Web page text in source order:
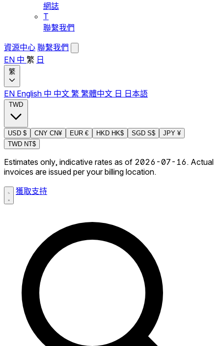
網誌
T
聯繫我們
資源中心 聯繫我們
EN 中 繁 日
繁
EN English 中 中文 繁 繁體中文 日 日本語
TWD
USD $ CNY CN¥ EUR € HKD HK$ SGD S$ JPY ¥
TWD NT$
Estimates only, indicative rates as of 2026-07-16. Actual
invoices are issued per your billing location.
獲取支持